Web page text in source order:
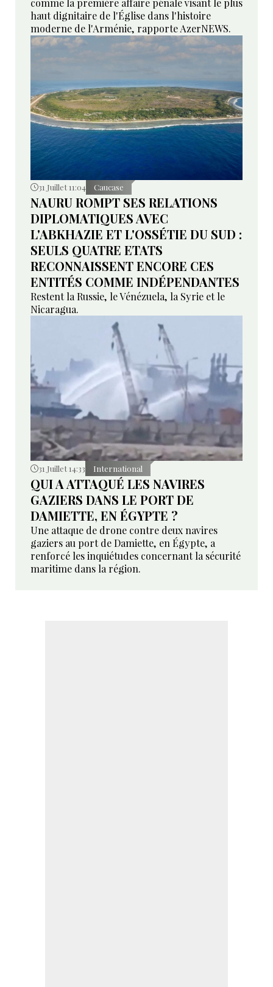
comme la première affaire pénale visant le plus
haut dignitaire de l'Église dans l'histoire
moderne de l'Arménie, rapporte AzerNEWS.
31 Juillet 11:04 Caucase
NAURU ROMPT SES RELATIONS
DIPLOMATIQUES AVEC
L'ABKHAZIE ET L'OSSÉTIE DU SUD :
SEULS QUATRE ETATS
RECONNAISSENT ENCORE CES
ENTITÉS COMME INDÉPENDANTES
Restent la Russie, le Vénézuela, la Syrie et le
Nicaragua.
31 Juillet 14:33 International
QUI A ATTAQUÉ LES NAVIRES
GAZIERS DANS LE PORT DE
DAMIETTE, EN ÉGYPTE ?
Une attaque de drone contre deux navires
gaziers au port de Damiette, en Égypte, a
renforcé les inquiétudes concernant la sécurité
maritime dans la région.